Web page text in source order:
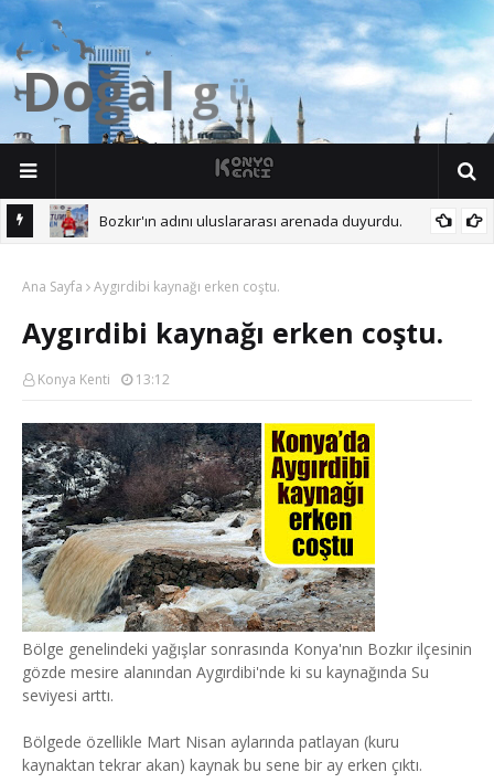
Doğalgüzelli k
Bozkır'ın adını uluslararası arenada duyurdu.
Ana Sayfa Aygırdibi kaynağı erken coştu.
Aygırdibi kaynağı erken coştu.
Konya Kenti 13:12
Bölge genelindeki yağışlar sonrasında Konya'nın Bozkır ilçesinin
gözde mesire alanından Aygırdibi'nde ki su kaynağında Su
seviyesi arttı.
Bölgede özellikle Mart Nisan aylarında patlayan (kuru
kaynaktan tekrar akan) kaynak bu sene bir ay erken çıktı.